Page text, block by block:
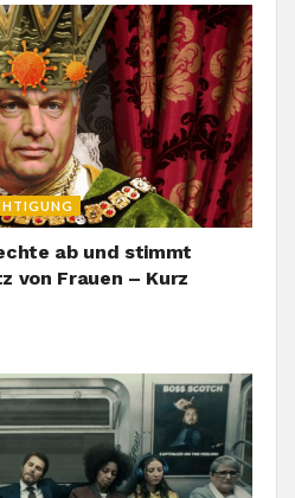
ab und stimmt
von Frauen – Kurz